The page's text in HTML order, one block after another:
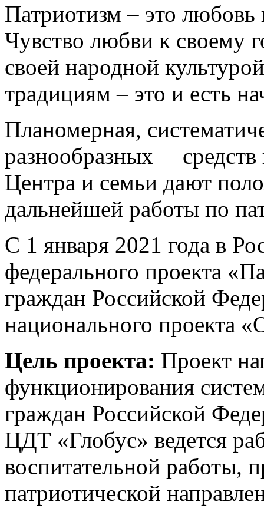
Патриотизм – это любовь
Чувство любви к своему
своей народной
традициям – это и есть
Планомерная,
разнообразных средств
Центра и семьи дают
дальнейшей работы по
С 1 января 2021 года в
федерального проекта
граждан Российской
национального проекта
Цель проекта: Проект
функционирования
граждан Российской
ЦДТ «Глобус» ведется
воспитательной работы,
патриотической